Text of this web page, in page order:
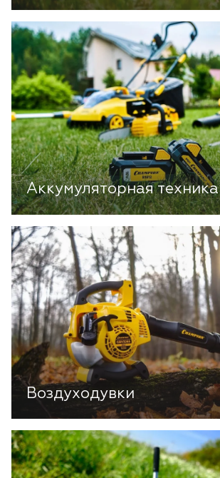
Аккумуляторная техника
Воздуходувки